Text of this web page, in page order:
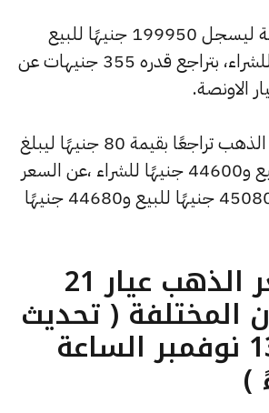
وتراجع سعر الاونصة ليسجل 199950 جنيهًا للبيع
و198175 جنيهًا للشراء، بتراجع قدره 355 جنيهات عن
الاونصة.
وشهد سعر الجنيه الذهب تراجعًا بقيمة 80 جنيهًا ليبلغ
45000 جنيهًا للبيع و44600 جنيهًا للشراء ،عن السعر
السابق الذي كان 45080 جنيهًا للبيع و44680 جنيهًا
ما هو سعر الذهب عيار 21
المختلفة ( تحديث
الخميس 13 نوفمبر الساعة